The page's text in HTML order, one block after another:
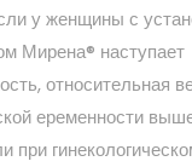
у женщины с
Мирена® наступает
относительная
еременности
при